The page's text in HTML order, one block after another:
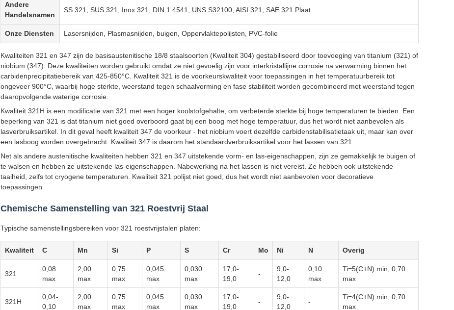
Andere
Handelsnamen
SS 321, SUS 321, Inox 321, DIN 1.4541, UNS S32100, AISI 321, SAE 321 Plaat
Onze Diensten Lasersnijden, Plasmasnijden, buigen, Oppervlaktepolijsten, PVC-folie
Kwaliteiten 321 en 347 zijn de basisaustenitische 18/8 staalsoorten (Kwaliteit 304) gestabiliseerd door toevoeging van titanium (321) of
niobium (347). Deze kwaliteiten worden gebruikt omdat ze niet gevoelig zijn voor interkristallijne corrosie na verwarming binnen het
carbidenprecipitatiebereik van 425-850°C. Kwaliteit 321 is de voorkeurskwaliteit voor toepassingen in het temperatuurbereik tot
ongeveer 900°C, waarbij hoge sterkte, weerstand tegen schaalvorming en fase stabiliteit worden gecombineerd met weerstand tegen
daaropvolgende waterige corrosie.
Kwaliteit 321H is een modificatie van 321 met een hoger koolstofgehalte, om verbeterde sterkte bij hoge temperaturen te bieden. Een
beperking van 321 is dat titanium niet goed overboord gaat bij een boog met hoge temperatuur, dus het wordt niet aanbevolen als
lasverbruiksartikel. In dit geval heeft kwaliteit 347 de voorkeur - het niobium voert dezelfde carbidenstabilisatietaak uit, maar kan over
een lasboog worden overgebracht. Kwaliteit 347 is daarom het standaardverbruiksartikel voor het lassen van 321.
Net als andere austenitische kwaliteiten hebben 321 en 347 uitstekende vorm- en las-eigenschappen, zijn ze gemakkelijk te buigen of
te walsen en hebben ze uitstekende las-eigenschappen. Nabewerking na het lassen is niet vereist. Ze hebben ook uitstekende
taaiheid, zelfs tot cryogene temperaturen. Kwaliteit 321 polijst niet goed, dus het wordt niet aanbevolen voor decoratieve
toepassingen.
Chemische Samenstelling van 321 Roestvrij Staal
Typische samenstellingsbereiken voor 321 roestvrijstalen platen:
Kwaliteit C Mn Si P S Cr Mo Ni N Overig
321
0,08
max
2,00
max
0,75
max
0,045
max
0,030
max
17,0-
19,0
-
9,0-
12,0
0,10
max
Ti=5(C+N) min, 0,70
max
321H
0,04-
0,10
2,00
max
0,75
max
0,045
max
0,030
max
17,0-
19,0
-
9,0-
12,0
-
Ti=4(C+N) min, 0,70
max